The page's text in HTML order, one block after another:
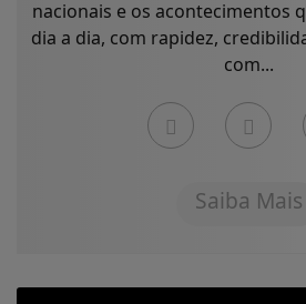
nacionais e os acontecimentos
dia a dia, com rapidez,
com...
Saiba Mais